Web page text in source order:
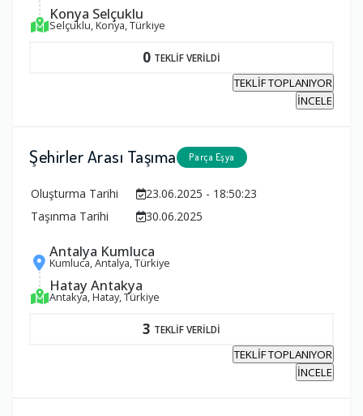
Konya Selçuklu
Selçuklu, Konya, Türkiye
0 TEKLİF VERİLDİ
TEKLİF TOPLANIYOR
İNCELE
Şehirler Arası Taşıma Parça Eşya
Oluşturma Tarihi
23.06.2025 - 18:50:23
Taşınma Tarihi
30.06.2025
Antalya Kumluca
Kumluca, Antalya, Türkiye
Hatay Antakya
Antakya, Hatay, Türkiye
3 TEKLİF VERİLDİ
TEKLİF TOPLANIYOR
İNCELE